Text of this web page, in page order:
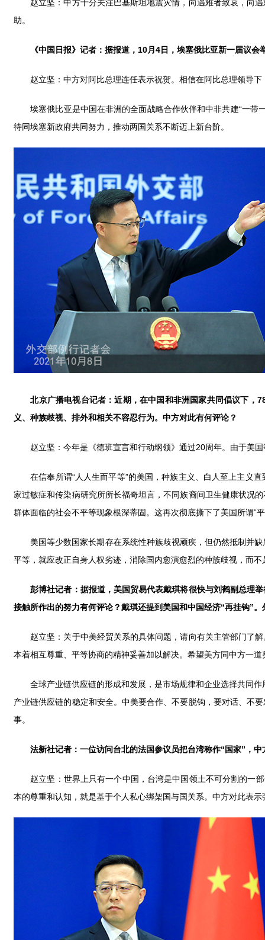
赵立坚：中方十分关注巴基斯坦地震灾情，向遇难者致哀，向遇
助。
《中国日报》记者：据报道， 10月4日，埃塞俄比亚新一届议会
赵立坚：中方对阿比总理连任表示祝贺。相信在阿比总理领导下
埃塞俄比亚是中国在非洲的全面战略合作伙伴和中非共建“一带
待同埃塞新政府共同努力，推动两国关系不断迈上新台阶。
北京广播电视台记者：近期，在中国和非洲国家共同倡议下，
义、种族歧视、排外和相关不容忍行为。中方对此有何评论？
赵立坚：今年是《德班宣言和行动纲领》通过20周年。由于美国
在信奉所谓“人人生而平等”的美国，种族主义、白人至上主义直
家过敏症和传染病研究所所长福奇坦言，不同族裔间卫生健康状况
群体面临的社会不平等现象根深蒂固。这再次彻底撕下了美国所谓“
美国等少数国家长期存在系统性种族歧视顽疾，但仍然抵制并缺
平等，就应改正自身人权劣迹，消除国内愈演愈烈的种族歧视，而
彭博社记者：据报道，美国贸易代表戴琪将很快与刘鹤副总理
接触所作出的努力有何评论？戴琪还提到美国和中国经济“再挂钩”
赵立坚：关于中美经贸关系的具体问题，请向有关主管部门了解
本着相互尊重、平等协商的精神妥善加以解决。希望美方同中方一
全球产业链供应链的形成和发展，是市场规律和企业选择共同作
产业链供应链的稳定和安全。中美要合作、不要脱钩，要对话、不
事。
法新社记者：一位访问台北的法国参议员把台湾称作“国家”，
赵立坚：世界上只有一个中国，台湾是中国领土不可分割的一部
本的尊重和认知，就是基于个人私心绑架国与国关系。中方对此表